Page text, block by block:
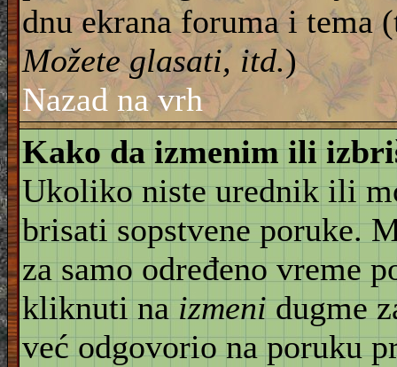
dnu ekrana foruma i tema
Možete glasati, itd.)
Nazad na vrh
Kako da izmenim ili
Ukoliko niste urednik ili
brisati sopstvene poruke.
za samo određeno vreme
kliknuti naizmenidugme
već odgovorio na poruku